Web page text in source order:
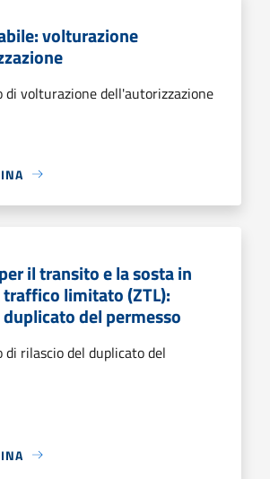
volturazione
di volturazione dell'autorizzazione
il transito e la sosta in
traffico limitato (ZTL):
del permesso
di rilascio del duplicato del